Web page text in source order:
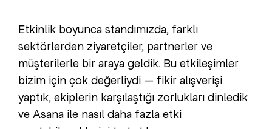
Etkinlik boyunca standımızda, farklı
sektörlerden ziyaretçiler, partnerler ve
müşterilerle bir araya geldik. Bu etkileşimler
bizim için çok değerliydi — fikir alışverişi
yaptık, ekiplerin karşılaştığı zorlukları dinledik
ve Asana ile nasıl daha fazla etki